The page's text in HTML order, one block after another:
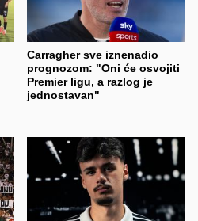
Carragher sve iznenadio
prognozom: "Oni će osvojiti
Premier ligu, a razlog je
jednostavan"